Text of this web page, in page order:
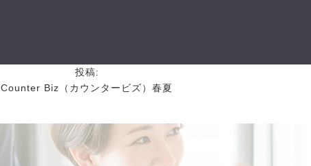
投稿:
Counter Biz（カウンタービズ）春夏